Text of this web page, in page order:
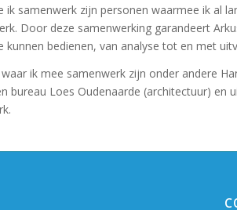
ik samenwerk zijn personen waarmee ik al
Door deze samenwerking garandeert
kunnen bedienen, van analyse tot en met
ik mee samenwerk zijn onder andere
bureau Loes Oudenaarde (architectuur) en